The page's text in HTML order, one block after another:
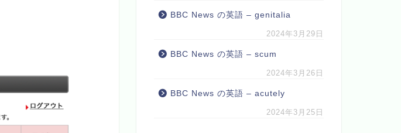
BBC News の英語 – genitalia
2024年3月29日
BBC News の英語 – scum
2024年3月26日
BBC News の英語 – acutely
2024年3月25日